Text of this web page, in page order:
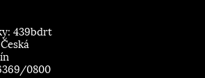
439bdrt
0800